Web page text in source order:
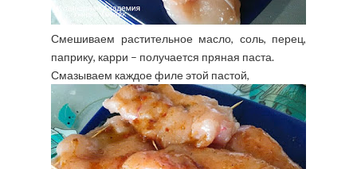
Смешиваем растительное масло, соль, перец,
паприку, карри – получается пряная паста.
Смазываем каждое филе этой пастой,